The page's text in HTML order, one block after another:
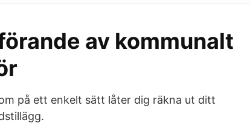
av kommunalt
på ett enkelt sätt låter dig räkna ut ditt